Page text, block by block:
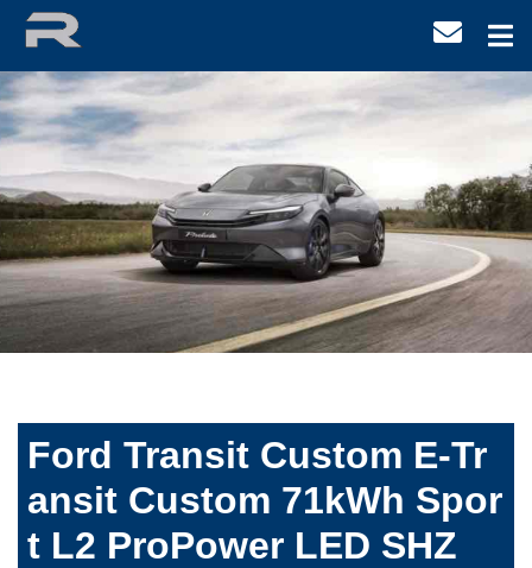
Ford Transit Custom E-Tr
ansit Custom 71kWh Spor
t L2 ProPower LED SHZ